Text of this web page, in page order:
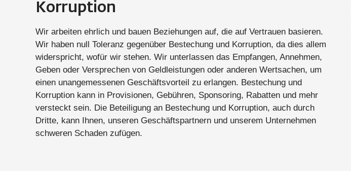
Korruption
Wir arbeiten ehrlich und bauen Beziehungen auf, die auf Vertrauen basieren.
Wir haben null Toleranz gegenüber Bestechung und Korruption, da dies allem
widerspricht, wofür wir stehen. Wir unterlassen das Empfangen, Annehmen,
Geben oder Versprechen von Geldleistungen oder anderen Wertsachen, um
einen unangemessenen Geschäftsvorteil zu erlangen. Bestechung und
Korruption kann in Provisionen, Gebühren, Sponsoring, Rabatten und mehr
versteckt sein. Die Beteiligung an Bestechung und Korruption, auch durch
Dritte, kann Ihnen, unseren Geschäftspartnern und unserem Unternehmen
schweren Schaden zufügen.